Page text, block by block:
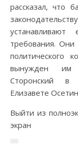
рассказал, что
требования. Они
политического
вынужден им
Сторонский в
Елизавете
Выйти из
экран